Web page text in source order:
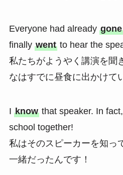
Everyone had already gone
finally wentto hear the
私たちがようやく講演を聞
なはすでに昼食に出かけて
I knowthat speaker. In
school together!
私はそのスピーカーを知っ
一緒だったんです！